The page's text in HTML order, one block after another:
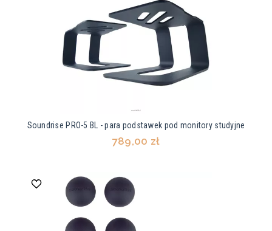
Soundrise PRO-5 BL - para podstawek pod monitory studyjne
789,00 zł